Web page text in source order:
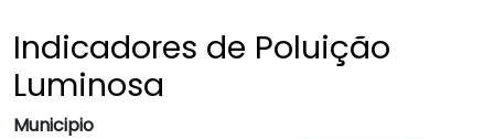
Indicadores de Poluição
Luminosa
Municipio